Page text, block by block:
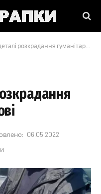
розкрадання гуманітарки у Львові
06.05.2022